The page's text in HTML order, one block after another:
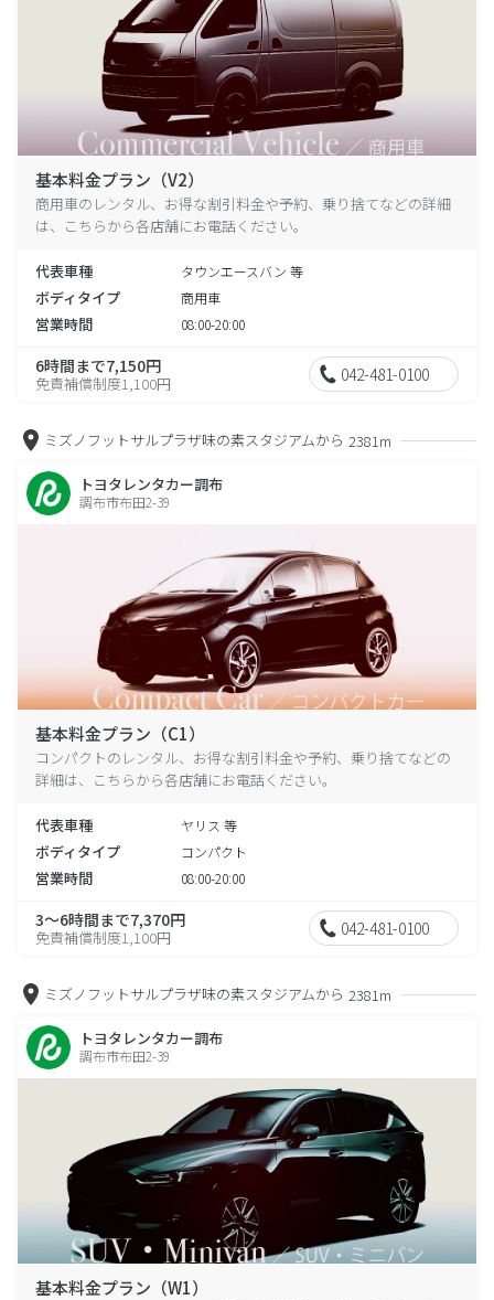
基本料金プラン（V2）
商用車のレンタル、お得な割引料金や予約、乗り捨てなどの詳細
は、こちらから各店舗にお電話ください。
代表車種 タウンエースバン 等
ボディタイプ 商用車
営業時間 08:00-20:00
6時間まで7,150円
免責補償制度1,100円 042-481-0100
ミズノフットサルプラザ味の素スタジアムから 2381m
トヨタレンタカー調布
調布市布田2-39
基本料金プラン（C1）
コンパクトのレンタル、お得な割引料金や予約、乗り捨てなどの
詳細は、こちらから各店舗にお電話ください。
代表車種 ヤリス 等
ボディタイプ コンパクト
営業時間 08:00-20:00
3～6時間まで7,370円
免責補償制度1,100円 042-481-0100
ミズノフットサルプラザ味の素スタジアムから 2381m
トヨタレンタカー調布
調布市布田2-39
基本料金プラン（W1）